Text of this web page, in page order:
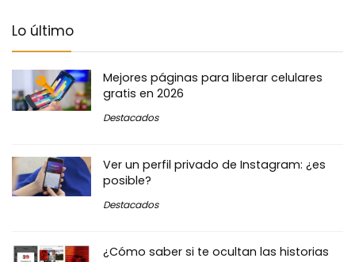
Lo último
Mejores páginas para liberar celulares
gratis en 2026
Destacados
Ver un perfil privado de Instagram: ¿es
posible?
Destacados
¿Cómo saber si te ocultan las historias